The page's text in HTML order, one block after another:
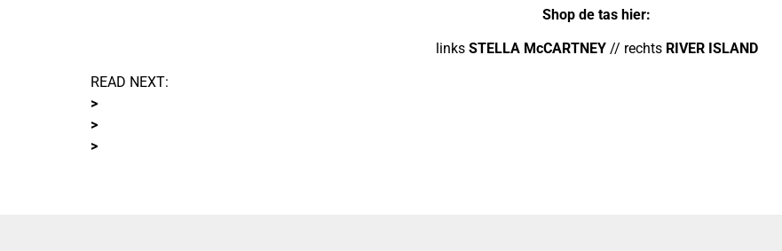
Shop de tas hier:
links STELLA McCARTNEY// rechts RIVER ISLAND
READ NEXT:
>
>
>